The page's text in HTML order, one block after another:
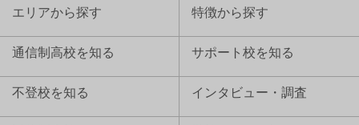
エリアから探す 特徴から探す
通信制高校を知る サポート校を知る
不登校を知る インタビュー・調査